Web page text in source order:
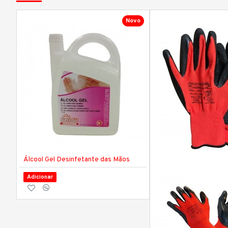
Novo
Álcool Gel Desinfetante das Mãos
Adicionar